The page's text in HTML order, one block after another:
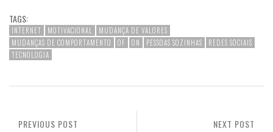
TAGS:
INTERNET MOTIVACIONAL
MUDANÇA DE VALORES
MUDANÇAS DE COMPORTAMENTO
OF ON PESSOAS SOZINHAS
REDES SOCIAIS
TECNOLOGIA
NEXT POST
PREVIOUS POST